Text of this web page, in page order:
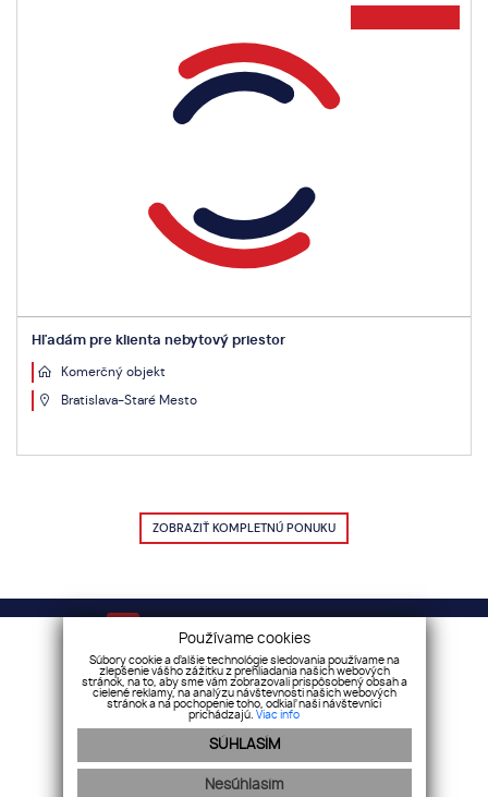
Hľadám pre klienta nebytový priestor
Komerčný objekt
Bratislava-Staré Mesto
ZOBRAZIŤ KOMPLETNÚ PONUKU
Váš sprievodca nehnuteľnosťami!
Cenník služieb|Etický kódex|Reklamačný poriadok|
Všeobecné obchodné podmienky
Sociálne siete
Používame cookies
Súbory cookie a ďalšie technológie sledovania používame na
zlepšenie vášho zážitku z prehliadania našich webových
stránok, na to, aby sme vám zobrazovali prispôsobený obsah a
cielené reklamy, na analýzu návštevnosti našich webových
stránok a na pochopenie toho, odkiaľ naši návštevníci
prichádzajú. Viac info
SÚHLASÍM
Nesúhlasím